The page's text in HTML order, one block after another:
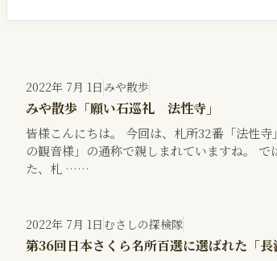
2022年 7月 1日 みや散歩
みや散歩「願い石巡礼 法性寺」
皆様こんにちは。 今回は、札所32番「法性
の観音様」の通称で親しまれていますね。
た、札 ……
2022年 7月 1日 むさしの探検隊
第36回日本さくら名所百選に選ばれた「